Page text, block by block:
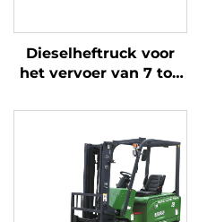
Dieselheftruck voor
het vervoer van 7 ton
in bediening en lossen
7 m